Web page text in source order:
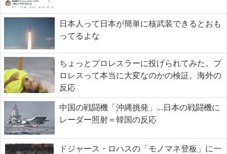
日本人って日本が簡単に核武装できるとおも
ってるよな
ちょっとプロレスラーに投げられてみた。プ
ロレスって本当に大変なのかの検証。海外の
反応
中国の戦闘機「沖縄挑発」…日本の戦闘機に
レーダー照射＝韓国の反応
ドジャース・ロハスの「モノマネ登板」に一